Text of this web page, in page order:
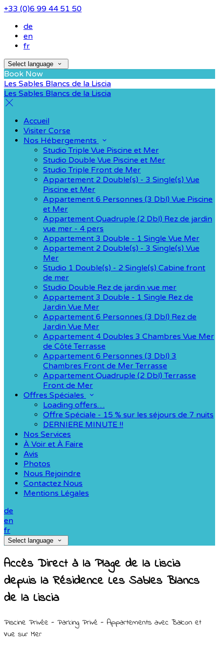
+33 (0)6 99 44 51 50
de
en
fr
Select language
Book Now
Les Sables Blancs de la Liscia
Les Sables Blancs de la Liscia
Accueil
Visiter Corse
Nos Hébergements
Studio Triple Vue Piscine et Mer
Studio Double Vue Piscine et Mer
Studio Triple Front de Mer
Appartement 2 Double(s) - 3 Single(s) Vue
Piscine et Mer
Appartement 6 Personnes (3 Dbl) Vue Piscine
et Mer
Appartement Quadruple (2 Dbl) Rez de jardin
vue mer - 4 pers
Appartement 3 Double - 1 Single Vue Mer
Appartement 2 Double(s) - 3 Single(s) Vue
Mer
Studio 1 Double(s) - 2 Single(s) Cabine front
de mer
Studio Double Rez de jardin vue mer
Appartement 3 Double - 1 Single Rez de
Jardin Vue Mer
Appartement 6 Personnes (3 Dbl) Rez de
Jardin Vue Mer
Appartement 4 Doubles 3 Chambres Vue Mer
de Côté Terrasse
Appartement 6 Personnes (3 Dbl) 3
Chambres Front de Mer Terrasse
Appartement Quadruple (2 Dbl) Terrasse
Front de Mer
Offres Spéciales
Loading offers…
Offre Spéciale - 15 % sur les séjours de 7 nuits
DERNIERE MINUTE !!
Nos Services
À Voir et À Faire
Avis
Photos
Nous Rejoindre
Contactez Nous
Mentions Légales
de
en
fr
Select language
Accès Direct à la Plage de la Liscia
depuis la Résidence Les Sables Blancs
de la Liscia
Piscine Privée - Parking Privé - Appartements avec Balcon et
Vue sur Mer